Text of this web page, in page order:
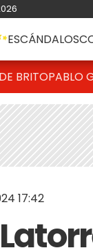
ESCÁNDALOS
BRITOPABLO
17:42